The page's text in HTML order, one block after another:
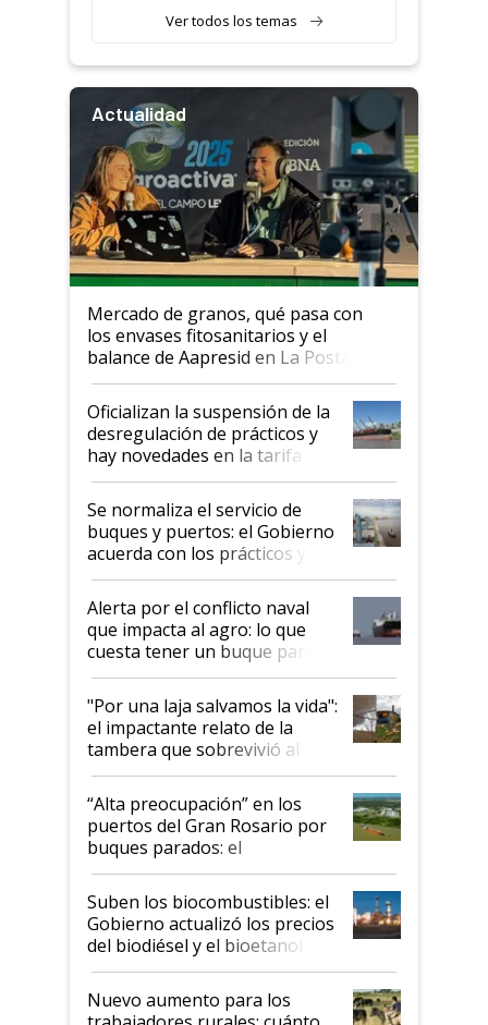
Ver todos los temas
Actualidad
Mercado de granos, qué pasa con
los envases fitosanitarios y el
balance de Aapresid en La Posta
Oficializan la suspensión de la
desregulación de prácticos y
hay novedades en la tarifa de
la hidrovía
Se normaliza el servicio de
buques y puertos: el Gobierno
acuerda con los prácticos y
suspende el decreto de
desregulación
Alerta por el conflicto naval
que impacta al agro: lo que
cuesta tener un buque parado
y el peligro de que Argentina
pase a ser "país sucio"
"Por una laja salvamos la vida":
el impactante relato de la
tambera que sobrevivió al
tornado
“Alta preocupación” en los
puertos del Gran Rosario por
buques parados: el
funcionamiento de las
exportadoras en tensión tras
la medida de fuerza de los
prácticos
Suben los biocombustibles: el
Gobierno actualizó los precios
del biodiésel y el bioetanol
Nuevo aumento para los